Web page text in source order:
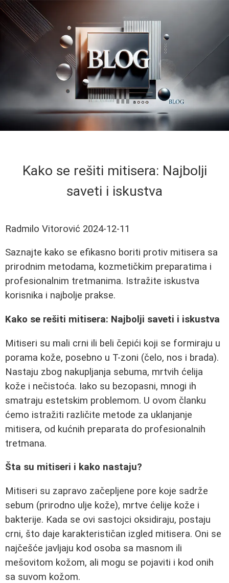
Kako se rešiti mitisera: Najbolji
saveti i iskustva
Radmilo Vitorović 2024-12-11
Saznajte kako se efikasno boriti protiv mitisera sa
prirodnim metodama, kozmetičkim preparatima i
profesionalnim tretmanima. Istražite iskustva
korisnika i najbolje prakse.
Kako se rešiti mitisera: Najbolji saveti i iskustva
Mitiseri su mali crni ili beli čepići koji se formiraju u
porama kože, posebno u T-zoni (čelo, nos i brada).
Nastaju zbog nakupljanja sebuma, mrtvih ćelija
kože i nečistoća. Iako su bezopasni, mnogi ih
smatraju estetskim problemom. U ovom članku
ćemo istražiti različite metode za uklanjanje
mitisera, od kućnih preparata do profesionalnih
tretmana.
Šta su mitiseri i kako nastaju?
Mitiseri su zapravo začepljene pore koje sadrže
sebum (prirodno ulje kože), mrtve ćelije kože i
bakterije. Kada se ovi sastojci oksidiraju, postaju
crni, što daje karakterističan izgled mitisera. Oni se
najčešće javljaju kod osoba sa masnom ili
mešovitom kožom, ali mogu se pojaviti i kod onih
sa suvom kožom.